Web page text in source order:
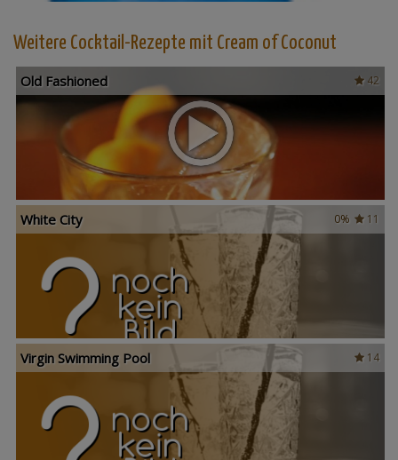
Weitere Cocktail-Rezepte mit Cream of Coconut
42
Old Fashioned
11
0%
White City
14
Virgin Swimming Pool